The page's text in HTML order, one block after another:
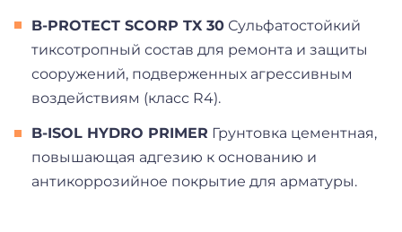
B-PROTECT SCORP TX 30 Сульфатостойкий
тиксотропный состав для ремонта и защиты
сооружений, подверженных агрессивным
воздействиям (класс R4).
B-ISOL HYDRO PRIMER Грунтовка цементная,
повышающая адгезию к основанию и
антикоррозийное покрытие для арматуры.